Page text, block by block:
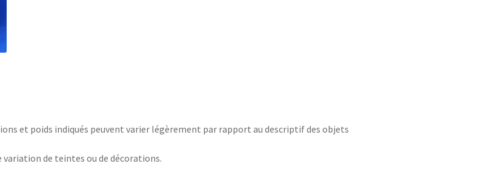
et poids indiqués peuvent varier légèrement par rapport au descriptif des objets
variation de teintes ou de décorations.